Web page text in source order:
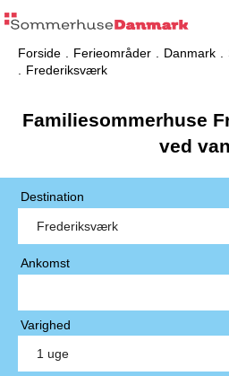
Forside Ferieområder Danmark
Frederiksværk
Familiesommerhuse
ved
Destination
Ankomst
Varighed